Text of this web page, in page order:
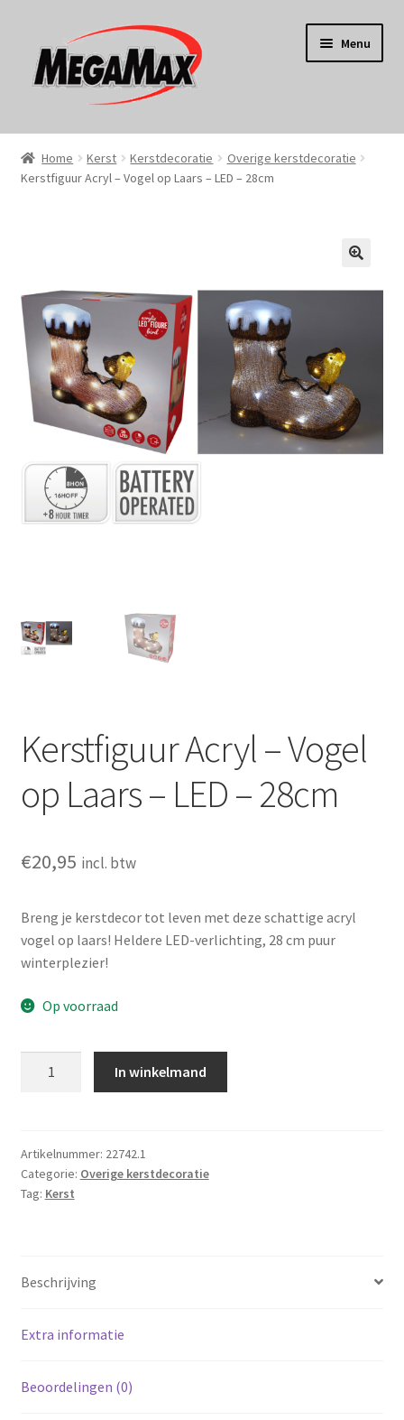
door
naar
naar
de
Menu
Home
KERST
Gereedschap
Wonen
Huishouden
Persoonlijke Verzorging
Elektronica
Sport
Home Kerst Kerstdecoratie
Overige kerstdecoratie
Kerstfiguur Acryl – Vogel op Laars – LED – 28cm
Kerstfiguur Acryl – Vogel
op Laars – LED – 28cm
€20,95 incl. btw
Breng je kerstdecor tot leven met deze schattige acryl
vogel op laars! Heldere LED-verlichting, 28 cm puur
winterplezier!
Op voorraad
op
Laars
-
aantal
In winkelmand
Artikelnummer: 22742.1
Categorie: Overige kerstdecoratie
Tag: Kerst
Beschrijving
Extra informatie
Beoordelingen (0)